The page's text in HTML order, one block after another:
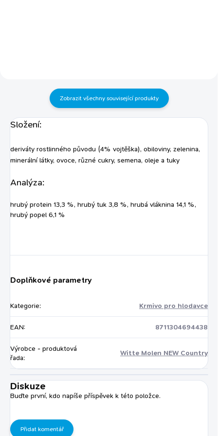
Zobrazit všechny související produkty
Složení:
deriváty rostlinného původu (4% vojtěška), obiloviny, zelenina,
minerální látky, ovoce, různé cukry, semena, oleje a tuky
Analýza:
hrubý protein 13,3 %, hrubý tuk 3,8 %, hrubá vláknina 14,1 %,
hrubý popel 6,1 %
Doplňkové parametry
Kategorie: Krmivo pro hlodavce
EAN: 8711304694438
Výrobce - produktová
řada:
Witte Molen NEW Country
Diskuze
Buďte první, kdo napíše příspěvek k této položce.
Přidat komentář